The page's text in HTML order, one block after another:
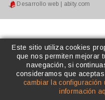
Este sitio utiliza cookies
que nos permiten mejorar
navegación, si
consideramos que
cambiar la configuración
información
Desarrollo web | abity.com